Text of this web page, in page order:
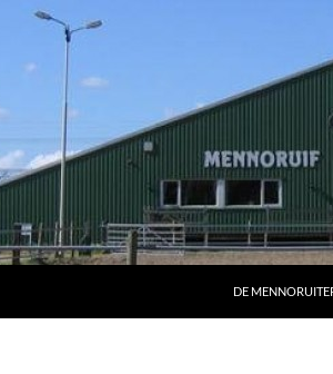
DE